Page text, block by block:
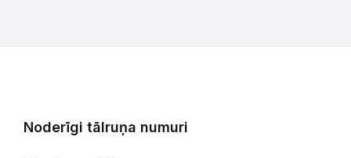
Noderīgi tālruņa numuri